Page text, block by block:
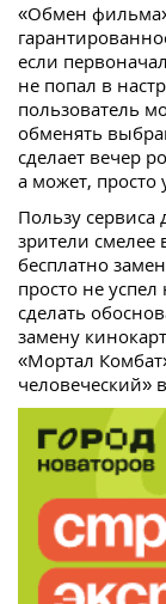
«Обмен
если
не попал в
пользователь
обменять
сделает вечер
а может, просто
Пользу сервиса
зрители
бесплатно
просто не
сделать
замену
«Мортал
человеческий»